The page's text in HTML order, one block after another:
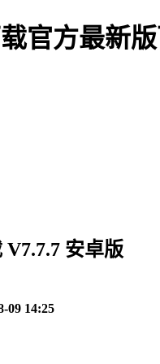
官方最新
V7.7.7 安卓版
09 14:25